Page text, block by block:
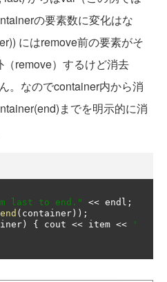
の要素数に変化はな
にはremove前の要素がそ
remove）するけど消去
。なのでcontainer内から消
までを明示的に消
last to end." << endl ;
end ( container ));
) { cout << item <<
'